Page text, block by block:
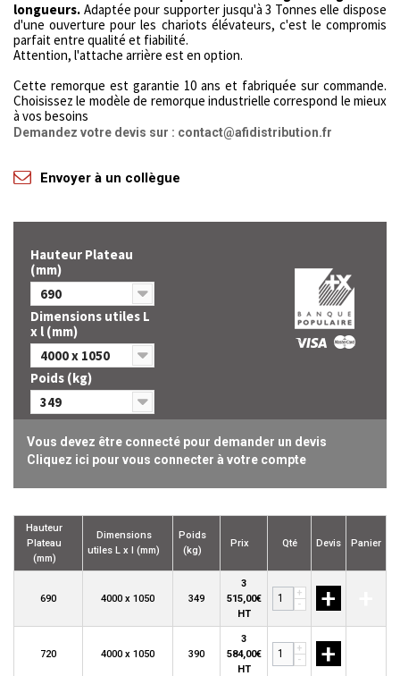
longueurs. Adaptée pour supporter jusqu'à 3 Tonnes elle dispose
d'une ouverture pour les chariots élévateurs, c'est le compromis
parfait entre qualité et fiabilité.
Attention, l'attache arrière est en option.
Cette remorque est garantie 10 ans et fabriquée sur commande.
Choisissez le modèle de remorque industrielle correspond le mieux
à vos besoins
Demandez votre devis sur : contact@afidistribution.fr
Envoyer à un collègue
Hauteur Plateau
(mm)
690
Dimensions utiles L
x l (mm)
4000 x 1050
Poids (kg)
349
Vous devez être connecté pour demander un devis
Cliquez ici pour vous connecter à votre compte
Hauteur
Plateau
(mm)
Dimensions
utiles L x l (mm)
Poids
(kg)
Prix Qté Devis Panier
690 4000 x 1050 349
3
515,00€
HT
+
-
+
720 4000 x 1050 390
3
584,00€
HT
+
-
+